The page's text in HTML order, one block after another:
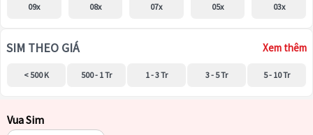
09x 08x 07x 05x 03x
SIM THEO GIÁ Xem thêm
< 500 K 500 - 1 Tr 1 - 3 Tr 3 - 5 Tr 5 - 10 Tr
Vua Sim